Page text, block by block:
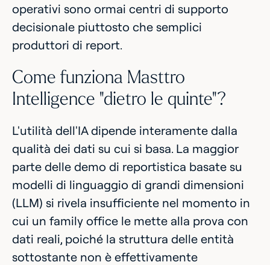
operativi sono ormai centri di supporto
decisionale piuttosto che semplici
produttori di report.
Come funziona Masttro
Intelligence "dietro le quinte"?
L'utilità dell'IA dipende interamente dalla
qualità dei dati su cui si basa. La maggior
parte delle demo di reportistica basate su
modelli di linguaggio di grandi dimensioni
(LLM) si rivela insufficiente nel momento in
cui un family office le mette alla prova con
dati reali, poiché la struttura delle entità
sottostante non è effettivamente